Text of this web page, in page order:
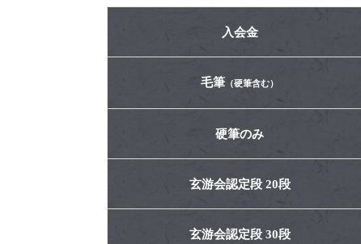
入会金
毛筆 （硬筆含む）
硬筆のみ
玄游会認定段 20段
玄游会認定段 30段